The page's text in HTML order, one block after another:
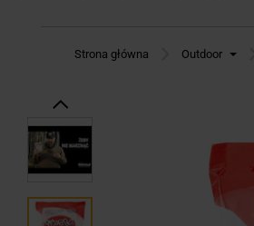
Strona główna Outdoor